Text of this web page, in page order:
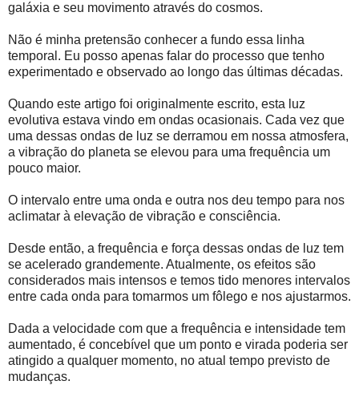
galáxia e seu movimento através do cosmos.
Não é minha pretensão conhecer a fundo essa linha
temporal. Eu posso apenas falar do processo que tenho
experimentado e observado ao longo das últimas décadas.
Quando este artigo foi originalmente escrito, esta luz
evolutiva estava vindo em ondas ocasionais. Cada vez que
uma dessas ondas de luz se derramou em nossa atmosfera,
a vibração do planeta se elevou para uma frequência um
pouco maior.
O intervalo entre uma onda e outra nos deu tempo para nos
aclimatar à elevação de vibração e consciência.
Desde então, a frequência e força dessas ondas de luz tem
se acelerado grandemente. Atualmente, os efeitos são
considerados mais intensos e temos tido menores intervalos
entre cada onda para tomarmos um fôlego e nos ajustarmos.
Dada a velocidade com que a frequência e intensidade tem
aumentado, é concebível que um ponto e virada poderia ser
atingido a qualquer momento, no atual tempo previsto de
mudanças.